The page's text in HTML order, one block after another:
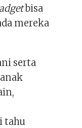
bisa
mereka
serta
tahu